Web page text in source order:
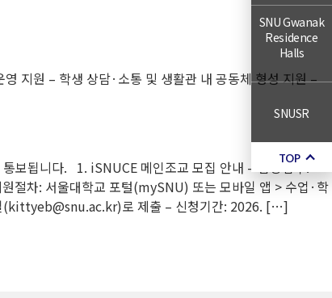
지원 – 학생 상담·소통 및 생활관 내 공동체 형성 지원 –
보됩니다. 1. iSNUCE 메인조교 모집 안내 – 담당업무:
절차: 서울대학교 포털(mySNU) 또는 모바일 앱 > 수업·학
(kittyeb@snu.ac.kr)로 제출 – 신청기간: 2026. […]
SNU Gwanak
Residence
Halls
SNUSR
TOP